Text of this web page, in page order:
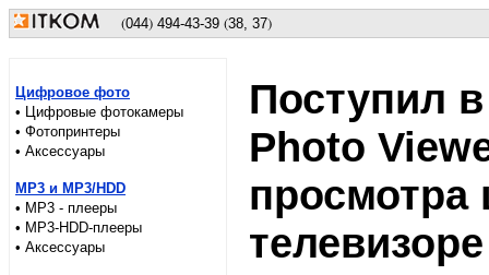
(044) 494-43-39 (38, 37)
Цифровое фото
• Цифровые фотокамеры
• Фотопринтеры
• Аксессуары
MP3 и MP3/HDD
• MP3 - плееры
• MP3-HDD-плееры
• Аксессуары
Поступил
Photo